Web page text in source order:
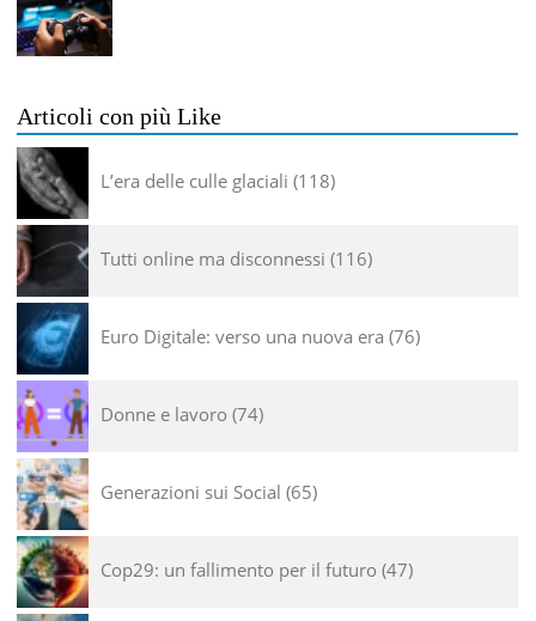
Articoli con più Like
L’era delle culle glaciali 118
Tutti online ma disconnessi 116
Euro Digitale: verso una nuova era 76
Donne e lavoro 74
Generazioni sui Social 65
Cop29: un fallimento per il futuro 47